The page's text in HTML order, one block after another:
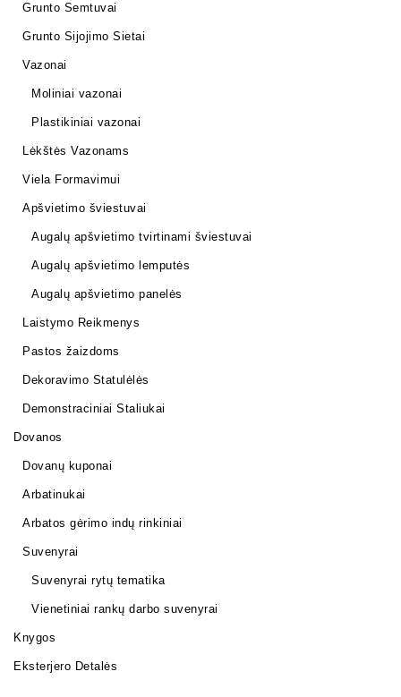
Grunto Semtuvai
Grunto Sijojimo Sietai
Vazonai
Moliniai vazonai
Plastikiniai vazonai
Lėkštės Vazonams
Viela Formavimui
Apšvietimo šviestuvai
Augalų apšvietimo tvirtinami šviestuvai
Augalų apšvietimo lemputės
Augalų apšvietimo panelės
Laistymo Reikmenys
Pastos žaizdoms
Dekoravimo Statulėlės
Demonstraciniai Staliukai
Dovanos
Dovanų kuponai
Arbatinukai
Arbatos gėrimo indų rinkiniai
Suvenyrai
Suvenyrai rytų tematika
Vienetiniai rankų darbo suvenyrai
Knygos
Eksterjero Detalės